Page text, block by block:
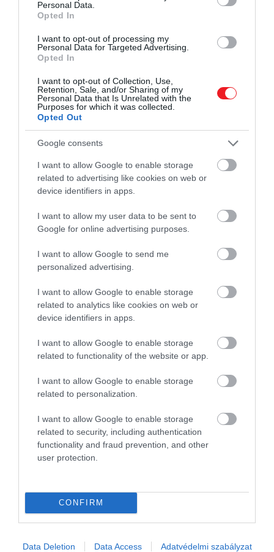
Personal Data.
Opted In
I want to opt-out of processing my
Personal Data for Targeted Advertising.
Opted In
I want to opt-out of Collection, Use,
Retention, Sale, and/or Sharing of my
Personal Data that Is Unrelated with the
Purposes for which it was collected.
Opted Out
Google consents
I want to allow Google to enable storage
related to advertising like cookies on web or
device identifiers in apps.
I want to allow my user data to be sent to
Google for online advertising purposes.
I want to allow Google to send me
personalized advertising.
I want to allow Google to enable storage
related to analytics like cookies on web or
device identifiers in apps.
I want to allow Google to enable storage
related to functionality of the website or app.
I want to allow Google to enable storage
related to personalization.
I want to allow Google to enable storage
related to security, including authentication
functionality and fraud prevention, and other
user protection.
CONFIRM
Data Deletion Data Access Adatvédelmi szabályzat
zavarokat, gyomorégést, fekélyeket és húgyúti
fertőzéseket is okozhat. Ezért is hangsúlyozzuk
tehát, hogy a szabály: először víz, utána kávé!
4. Védi a fogakat
A kávéban találhatótanninnevű anyag sárgás
elszíneződést okoz a fogakon, de ha 15 perccel a
kávé előtt vizet iszunk, védőréteg képződik a
felszínükön – ez pedig csökkenti az elszíneződés
5. A víz jobbá teszi a kávé ízét
A víz semlegesíti a szájban maradt ízeket, így amikor
végre megisszuk a kávét, az sokkal finomabbnak
tűnik. Épp ezért van az, hogy a legjobb kávézókban
és éttermekben csapvizet vagy egy kis pohár
6. Megelőzi a koffein okozta „zuhanást”
A kávé utáni hirtelen fáradtságot az elnyújtott
hatású teobromin nevű vegyület okozza, amely kb.
közben is) iszunk vizet, kisebb eséllyel jön a „koffein-
kómának” nevezett levertség érzése.
Figyelmedbe ajánljuk!
Itt a túraszezon: 4 hordozható kávéfőző,
ha az erdő közepén is a legjobb